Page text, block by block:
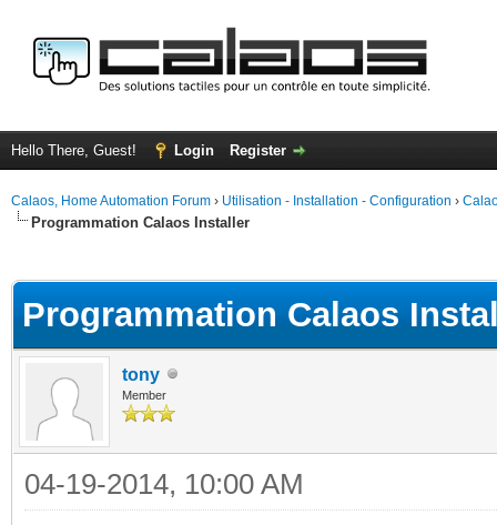
Hello There, Guest! Login Register
Calaos, Home Automation Forum › Utilisation - Installation - Configuration ›
Programmation Calaos Installer
Programmation Calaos
tony
Member
04-19-2014, 10:00 AM